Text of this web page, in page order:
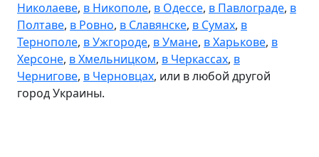
Николаеве, в Никополе, в Одессе, в Павлограде, в
Полтаве, в Ровно, в Славянске, в Сумах, в
Тернополе, в Ужгороде, в Умане, в Харькове, в
Херсоне, в Хмельницком, в Черкассах, в
Чернигове, в Черновцах, или в любой другой
город Украины.